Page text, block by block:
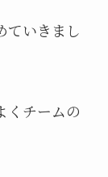
ていきまし
くチームの